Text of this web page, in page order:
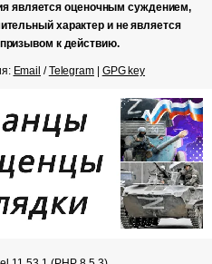
является оценочным суждением,
характер и не является
к действию.
Email /Telegram| GPG key